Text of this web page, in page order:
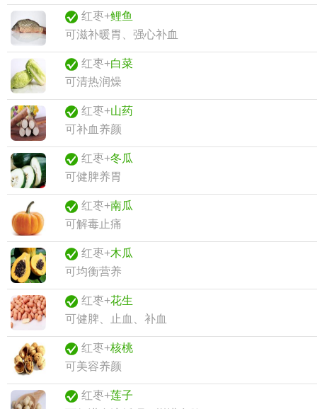
红枣+鲤鱼
可滋补暖胃、强心补血
红枣+白菜
可清热润燥
红枣+山药
可补血养颜
红枣+冬瓜
可健脾养胃
红枣+南瓜
可解毒止痛
红枣+木瓜
可均衡营养
红枣+花生
可健脾、止血、补血
红枣+核桃
可美容养颜
红枣+莲子